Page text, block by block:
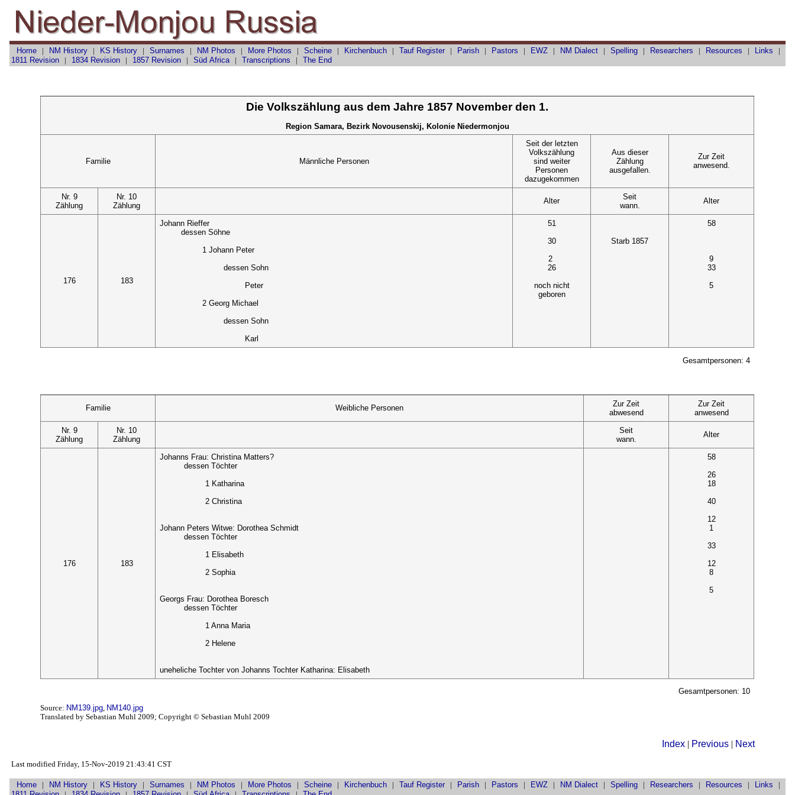
Home| NM History| KS History| Surnames | NM Photos | More Photos | Scheine| Kirchenbuch| TaufRegister| Parish| Pastors | EWZ| NM Dialect| Spelling| Researchers | Resources | Links |
1811 Revision| 1834 Revision| 1857 Revision | Süd Africa| Transcriptions | The End
Die Volkszählung aus dem Jahre 1857 November den 1.
Region Samara, Bezirk Novousenskij, Kolonie Niedermonjou
Familie Männliche Personen
Seit der letzten
Volkszählung
sind weiter
Personen
dazugekommen
Aus dieser
Zählung
ausgefallen.
Zur Zeit
anwesend.
Nr. 9
Zählung
Nr. 10
Zählung
Alter
Seit
wann.
Alter
176 183
Johann Rieffer
dessen Söhne
1 Johann Peter
dessen Sohn
Peter
2 Georg Michael
dessen Sohn
Karl
51
30
2
26
noch nicht
geboren
Starb 1857
58
9
33
5
Gesamtpersonen: 4
Familie Weibliche Personen
Zur Zeit
abwesend
Zur Zeit
anwesend
Nr. 9
Zählung
Nr. 10
Zählung
Seit
wann.
Alter
176 183
Johanns Frau: Christina Matters?
dessen Töchter
1 Katharina
2 Christina
Johann Peters Witwe: Dorothea Schmidt
dessen Töchter
1 Elisabeth
2 Sophia
Georgs Frau: Dorothea Boresch
dessen Töchter
1 Anna Maria
2 Helene
uneheliche Tochter von Johanns Tochter Katharina: Elisabeth
58
26
18
40
12
1
33
12
8
5
Gesamtpersonen: 10
Source: NM139.jpg, NM140.jpg
Translated by Sebastian Muhl 2009; Copyright © Sebastian Muhl 2009
Index| Previous| Next
Last modified Friday, 15-Nov-2019 21:43:41 CST
Home| NM History| KS History| Surnames | NM Photos | More Photos | Scheine| Kirchenbuch| TaufRegister| Parish| Pastors | EWZ| NM Dialect| Spelling| Researchers | Resources | Links |